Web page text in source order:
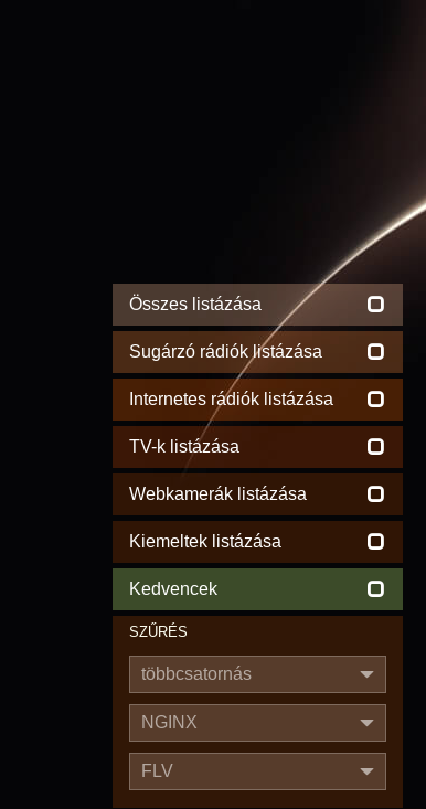
Összes listázása
Sugárzó rádiók listázása
Internetes rádiók listázása
TV-k listázása
Webkamerák listázása
Kiemeltek listázása
Kedvencek
SZŰRÉS
többcsatornás
NGINX
FLV